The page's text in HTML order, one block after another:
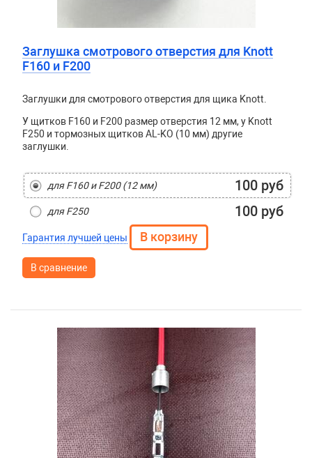
Заглушка смотрового отверстия для Knott
F160 и F200
Заглушки для смотрового отверстия для щика Knott.
У щитков F160 и F200 размер отверстия 12 мм, у Knott
F250 и тормозных щитков AL-KO (10 мм) другие
заглушки.
для F160 и F200 (12 мм) 100 руб
для F250 100 руб
Гарантия лучшей цены
В сравнение